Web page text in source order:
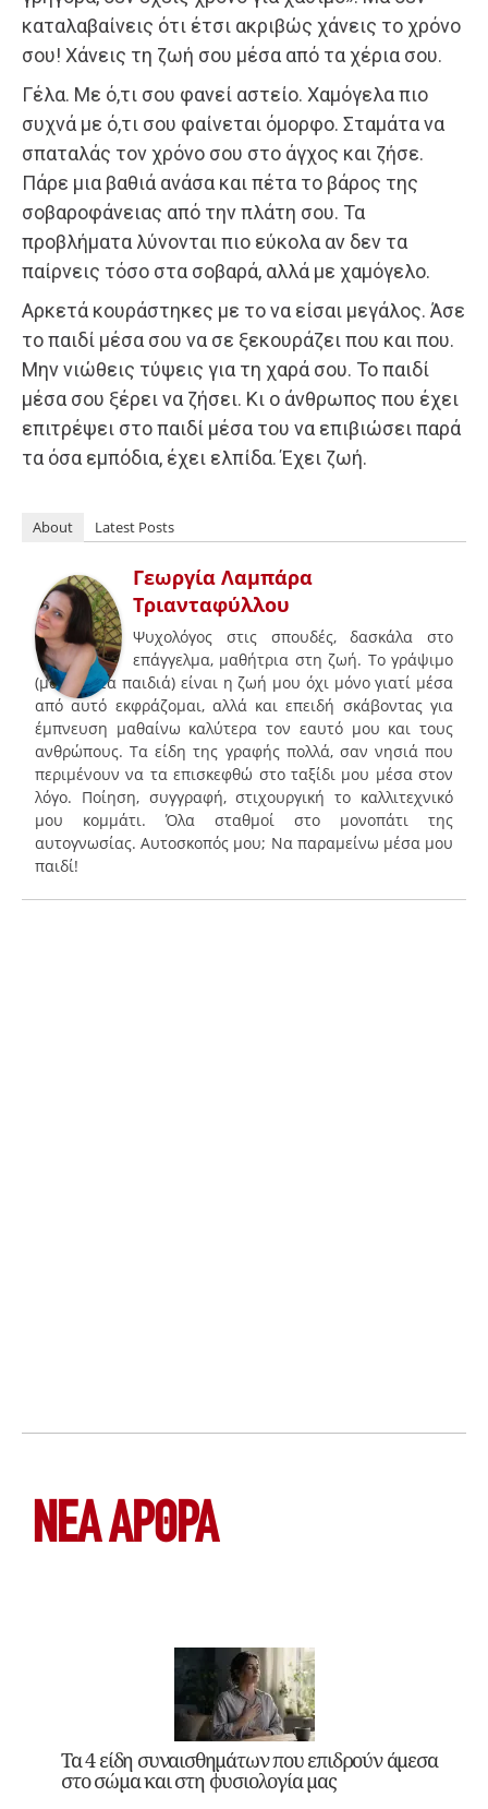
καταλαβαίνεις ότι έτσι ακριβώς χάνεις το χρόνο
σου! Χάνεις τη ζωή σου μέσα από τα χέρια σου.
Γέλα. Με ό,τι σου φανεί αστείο. Χαμόγελα πιο
συχνά με ό,τι σου φαίνεται όμορφο. Σταμάτα να
σπαταλάς τον χρόνο σου στο άγχος και ζήσε.
Πάρε μια βαθιά ανάσα και πέτα το βάρος της
σοβαροφάνειας από την πλάτη σου. Τα
προβλήματα λύνονται πιο εύκολα αν δεν τα
παίρνεις τόσο στα σοβαρά, αλλά με χαμόγελο.
Αρκετά κουράστηκες με το να είσαι μεγάλος. Άσε
το παιδί μέσα σου να σε ξεκουράζει που και που.
Μην νιώθεις τύψεις για τη χαρά σου. Το παιδί
μέσα σου ξέρει να ζήσει. Κι ο άνθρωπος που έχει
επιτρέψει στο παιδί μέσα του να επιβιώσει παρά
τα όσα εμπόδια, έχει ελπίδα. Έχει ζωή.
About Latest Posts
Γεωργία Λαμπάρα
Τριανταφύλλου
Ψυχολόγος στις σπουδές, δασκάλα στο
επάγγελμα, μαθήτρια στη ζωή. Το γράψιμο
(μαζί με τα παιδιά) είναι η ζωή μου όχι μόνο γιατί μέσα
από αυτό εκφράζομαι, αλλά και επειδή σκάβοντας για
έμπνευση μαθαίνω καλύτερα τον εαυτό μου και τους
ανθρώπους. Τα είδη της γραφής πολλά, σαν νησιά που
περιμένουν να τα επισκεφθώ στο ταξίδι μου μέσα στον
λόγο. Ποίηση, συγγραφή, στιχουργική το καλλιτεχνικό
μου κομμάτι. Όλα σταθμοί στο μονοπάτι της
αυτογνωσίας. Αυτοσκοπός μου; Να παραμείνω μέσα μου
παιδί!
ΝΕΑ ΆΡΘΡΑ
Τα 4 είδη συναισθημάτων που επιδρούν άμεσα
στο σώμα και στη φυσιολογία μας